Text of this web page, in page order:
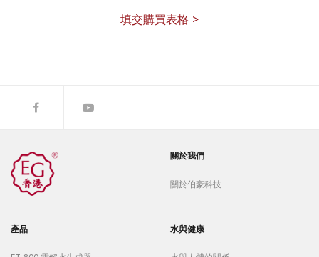
填交購買表格 >
關於我們
關於伯豪科技
產品 水與健康